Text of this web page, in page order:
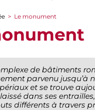
here
> Le monument
de bâtiments
parvenu jusqu’à
et se trouve
dans ses
différents à travers